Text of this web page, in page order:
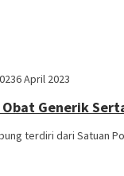
6 April 2023
Generik
terdiri dari Satuan